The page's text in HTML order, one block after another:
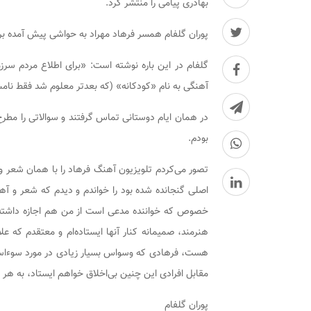
پوران گلفام همسر فرهاد مهراد به حواشی پیش آمده
گلفام در این باره نوشته است: «برای اطلاع مردم
آهنگی به نام «کودکانه» (که بعدتر معلوم شد فقط
در همان ایام دوستانی تماس گرفتند و سوالاتی را
بودم.
تصور می‌کردم تلویزیون آهنگ فرهاد را با همان
اصلی گنجانده شده بود را خواندم و دیدم که شعر
خصوص که خواننده مدعی است از من هم اجازه داشته
هنرمند، صمیمانه کنار آنها ایستاده‌ام و معتقدم که
هست، فرهادی که وسواس بسیار زیادی در مورد
مقابل افرادی این چنین بی‌اخلاق خواهم ایستاد، به
پوران گلفام